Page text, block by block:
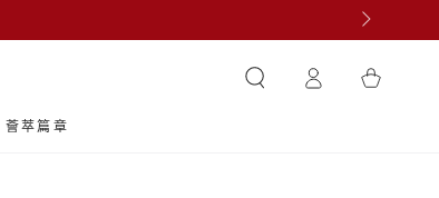
薈萃篇章
入
購
物